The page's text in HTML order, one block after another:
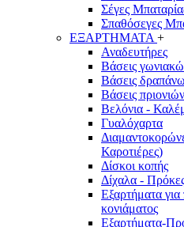
Σέγες
Σπαθόσεγες
ΕΞΑΡΤΗΜΑΤΑ +
Αναδευτήρες
Βάσεις
Βάσεις
Βάσεις πριονιών
Βελόνια -
Γυαλόχαρτα
Καροτιέρες)
Δίσκοι κοπής
Δίχαλα -
Εξαρτήματα για
κονιάματος
Εξαρτήματα-